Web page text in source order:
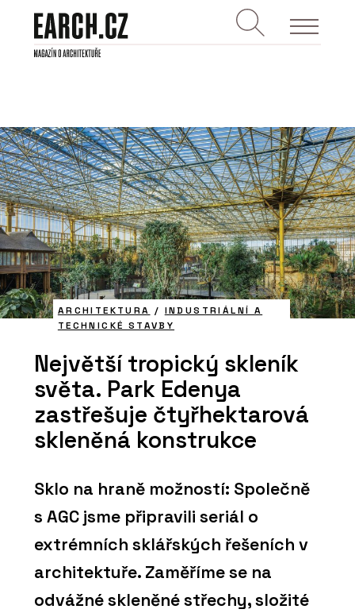
ARCHITEKTURA / INDUSTRIÁLNÍ A
TECHNICKÉ STAVBY
Největší tropický skleník
světa. Park Edenya
zastřešuje čtyřhektarová
skleněná konstrukce
Sklo na hraně možností: Společně
s AGC jsme připravili seriál o
extrémních sklářských řešeních v
architektuře. Zaměříme se na
odvážné skleněné střechy, složité